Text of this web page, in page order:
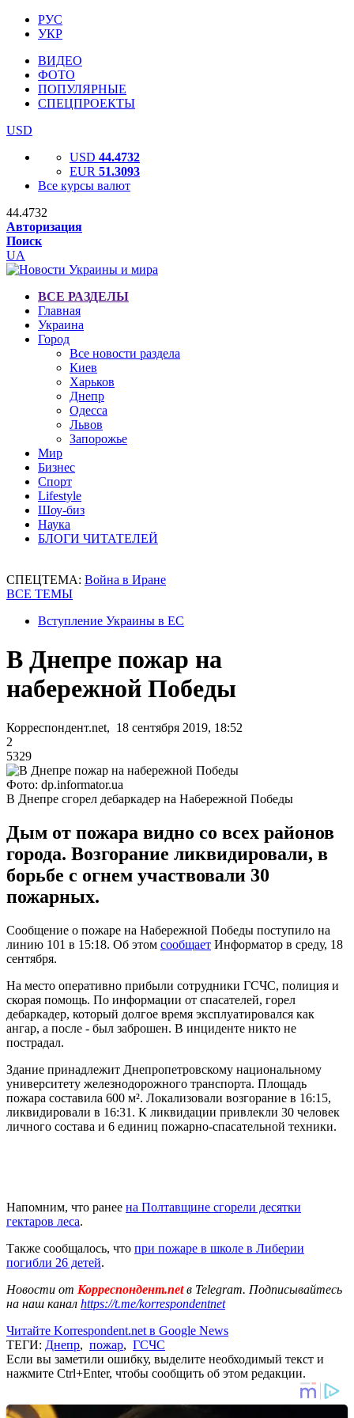
РУС
УКР
ВИДЕО
ФОТО
ПОПУЛЯРНЫЕ
СПЕЦПРОЕКТЫ
USD
USD 44.4732
EUR 51.3093
Все курсы валют
44.4732
Авторизация
Поиск
UA
ВСЕ РАЗДЕЛЫ
Главная
Украина
Город
Все новости раздела
Киев
Харьков
Днепр
Одесса
Львов
Запорожье
Мир
Бизнес
Спорт
Lifestyle
Шоу-биз
Наука
БЛОГИ ЧИТАТЕЛЕЙ
СПЕЦТЕМА: Война в Иране
ВСЕ ТЕМЫ
Вступление Украины в ЕС
В Днепре пожар на
набережной Победы
Корреспондент.net, 18 сентября 2019, 18:52
2
5329
Фото: dp.informator.ua
В Днепре сгорел дебаркадер на Набережной Победы
Дым от пожара видно со всех районов
города. Возгорание ликвидировали, в
борьбе с огнем участвовали 30
пожарных.
Сообщение о пожаре на Набережной Победы поступило на
линию 101 в 15:18. Об этом сообщает Информатор в среду, 18
сентября.
На место оперативно прибыли сотрудники ГСЧС, полиция и
скорая помощь. По информации от спасателей, горел
дебаркадер, который долгое время эксплуатировался как
ангар, а после - был заброшен. В инциденте никто не
пострадал.
Здание принадлежит Днепропетровскому национальному
университету железнодорожного транспорта. Площадь
пожара составила 600 м². Локализовали возгорание в 16:15,
ликвидировали в 16:31. К ликвидации привлекли 30 человек
личного состава и 6 единиц пожарно-спасательной техники.
Напомним, что ранее на Полтавщине сгорели десятки
гектаров леса.
Также сообщалось, что при пожаре в школе в Либерии
погибли 26 детей.
Новости от Корреспондент.netв Telegram. Подписывайтесь
на наш канал https://t.me/korrespondentnet
Читайте Korrespondent.net в Google News
ТЕГИ: Днепр, пожар, ГСЧС
Если вы заметили ошибку, выделите необходимый текст и
нажмите Ctrl+Enter, чтобы сообщить об этом редакции.